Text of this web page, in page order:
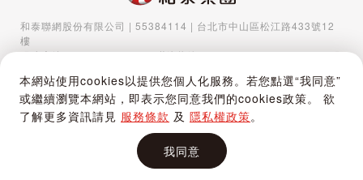
本網站使用cookies以提供您個人化服務。若您點選“我同意”
或繼續瀏覽本網站，即表示您同意我們的cookies政策。 欲
了解更多資訊請見 服務條款 及 隱私權政策。
我同意
加入購物車
和泰聯網股份有限公司 | 55384114 | 台北市中山區松江路433號12
樓
服務專線：02-5570-1788| 聯絡信箱：gocs@hotaigo.com.tw| 服
Copyright © 2024 Hotai Connected Co.,Ltd | Powered by Hotai
Motor Corporation